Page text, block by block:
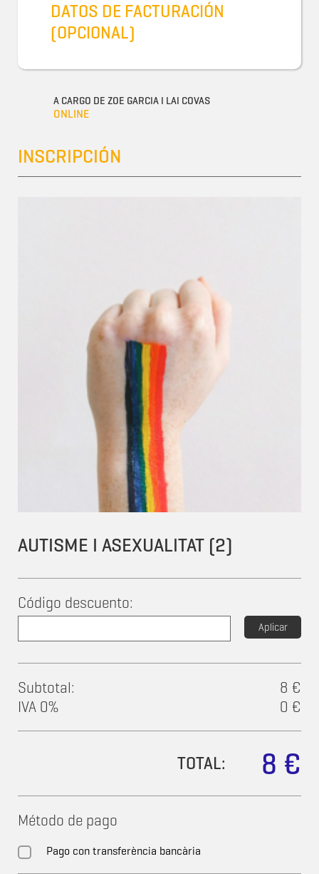
DATOS DE FACTURACIÓN
(OPCIONAL)
A CARGO DE ZOE GARCIA I LAI COVAS
ONLINE
INSCRIPCIÓN
AUTISME I ASEXUALITAT (2)
Código descuento:
Aplicar
Subtotal:
8 €
IVA 0%
0 €
8 €
TOTAL:
Método de pago
Pago con transferència bancària